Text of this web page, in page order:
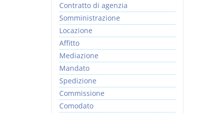
Contratto di agenzia
Somministrazione
Locazione
Affitto
Mediazione
Mandato
Spedizione
Commissione
Comodato